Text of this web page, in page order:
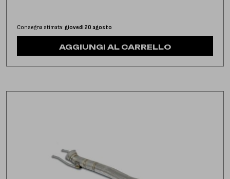
Consegna stimata: giovedì 20 agosto
AGGIUNGI AL CARRELLO